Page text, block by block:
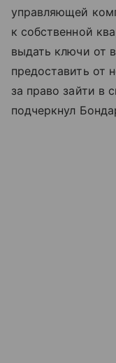
управляющей
к собственной
выдать ключи от
предоставить от
за право зайти в
подчеркнул